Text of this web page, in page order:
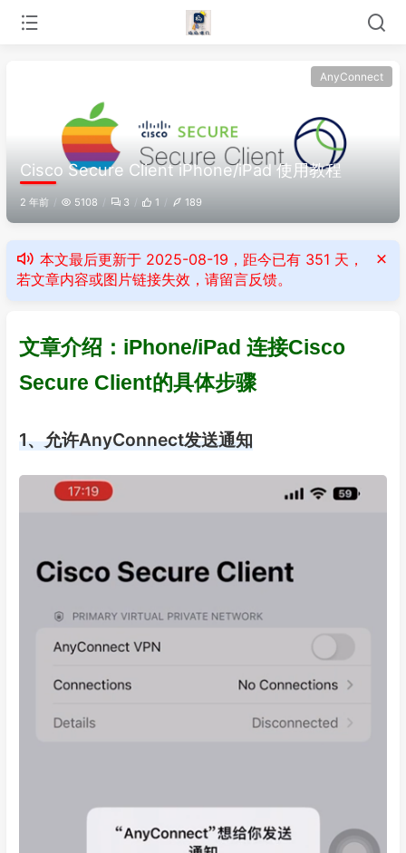
AnyConnect
Cisco Secure Client iPhone/iPad 使用教程
2 年前 5108 3 1 189
本文最后更新于 2025-08-19，距今已有 351 天，
若文章内容或图片链接失效，请留言反馈。
文章介绍：iPhone/iPad 连接Cisco
Secure Client的具体步骤
1、允许AnyConnect发送通知